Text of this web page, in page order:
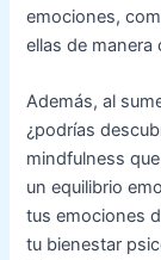
emociones,
ellas de manera
Además, al
¿podrías
mindfulness
un equilibrio
tus emociones
tu bienestar